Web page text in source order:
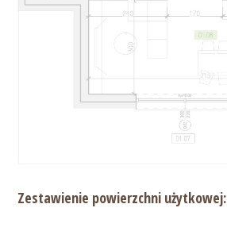
Zestawienie powierzchni użytkowej: